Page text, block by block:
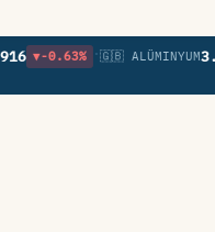
▼-0.63% •🇬🇧 ALÜMINYUM3.230